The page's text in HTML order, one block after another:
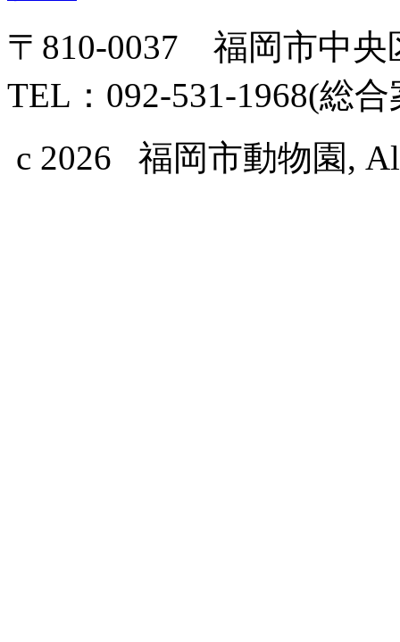
〒810-0037 福岡市中央
TEL：092-531-1968(総
c 2026 福岡市動物園,